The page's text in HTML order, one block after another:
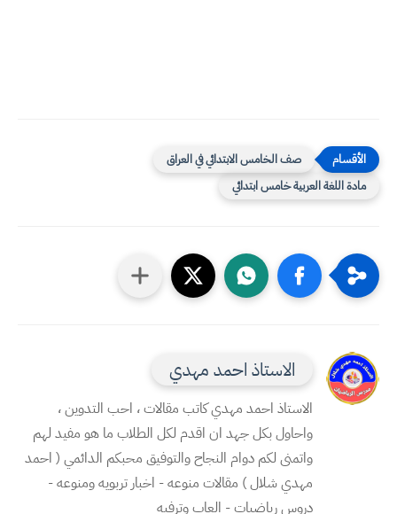
صف الخامس الابتدائي في العراق
مادة اللغة العربية خامس ابتدائي
الاستاذ احمد مهدي
الاستاذ احمد مهدي كاتب مقالات ، احب التدوين ،
واحاول بكل جهد ان اقدم لكل الطلاب ما هو مفيد لهم
واتمنى لكم دوام النجاح والتوفيق محبكم الدائمي ( احمد
مهدي شلال ) مقالات منوعه - اخبار تربويه ومنوعه -
دروس رياضيات - العاب وترفيه